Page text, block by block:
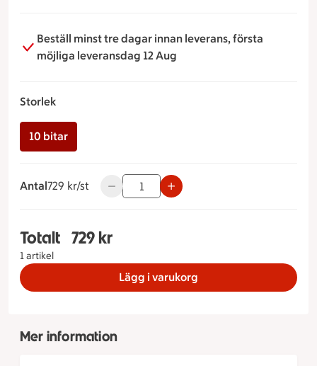
Beställ minst tre dagar innan leverans, första
möjliga leveransdag 12 Aug
Storlek
10 bitar
Antal
729 kronor styck
729 kr/st Använd knapparna för att minska eller
Totalt
1 artikel
Totalt 1 stycken Lyx räktårta med kräftstjärtar
729 kr
Lägg i varukorg
Mer information